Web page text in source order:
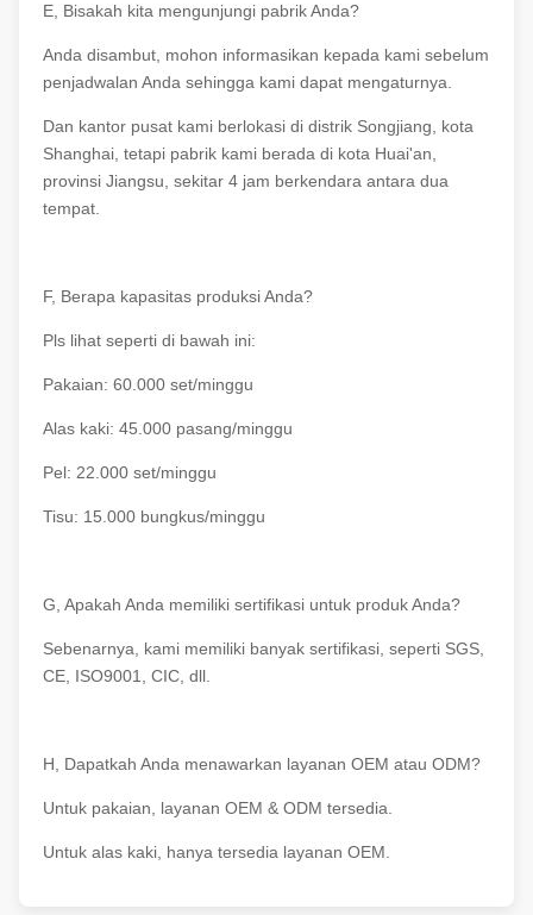
E, Bisakah kita mengunjungi pabrik Anda?
Anda disambut, mohon informasikan kepada kami sebelum
penjadwalan Anda sehingga kami dapat mengaturnya.
Dan kantor pusat kami berlokasi di distrik Songjiang, kota
Shanghai, tetapi pabrik kami berada di kota Huai'an,
provinsi Jiangsu, sekitar 4 jam berkendara antara dua
tempat.
F, Berapa kapasitas produksi Anda?
Pls lihat seperti di bawah ini:
Pakaian: 60.000 set/minggu
Alas kaki: 45.000 pasang/minggu
Pel: 22.000 set/minggu
Tisu: 15.000 bungkus/minggu
G, Apakah Anda memiliki sertifikasi untuk produk Anda?
Sebenarnya, kami memiliki banyak sertifikasi, seperti SGS,
CE, ISO9001, CIC, dll.
H, Dapatkah Anda menawarkan layanan OEM atau ODM?
Untuk pakaian, layanan OEM & ODM tersedia.
Untuk alas kaki, hanya tersedia layanan OEM.